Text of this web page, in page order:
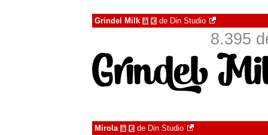
Grindel Milk à € de Din Studio
8.395
Mirola à € de Din Studio